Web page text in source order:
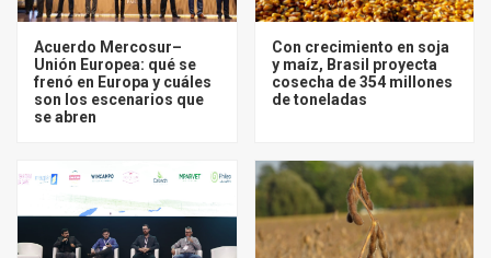
Acuerdo Mercosur–
Unión Europea: qué se
frenó en Europa y cuáles
son los escenarios que
se abren
Con crecimiento en soja
y maíz, Brasil proyecta
cosecha de 354 millones
de toneladas